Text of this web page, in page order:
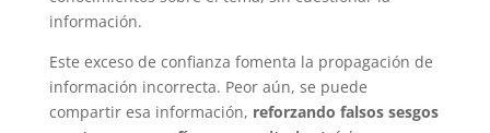
información.
Este exceso de confianza fomenta la propagación de
información incorrecta. Peor aún, se puede
compartir esa información, reforzando falsos sesgos